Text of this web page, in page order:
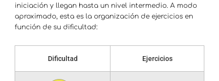
iniciación y llegan hasta un nivel intermedio. A modo
aproximado, esta es la organización de ejercicios en
función de su dificultad:
Dificultad Ejercicios